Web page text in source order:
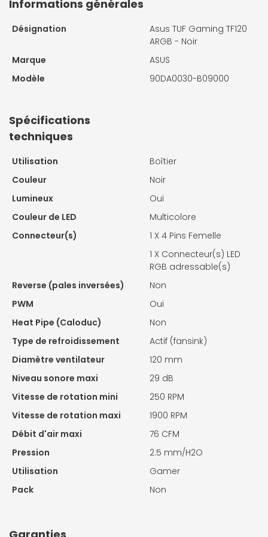
Informations générales
Désignation
Asus TUF Gaming TF120
ARGB - Noir
Marque
ASUS
Modèle
90DA0030-B09000
Spécifications
techniques
Utilisation
Boîtier
Couleur
Noir
Lumineux
Oui
Couleur de LED
Multicolore
Connecteur(s)
1 X 4 Pins Femelle
1 X Connecteur(s) LED
RGB adressable(s)
Reverse (pales inversées)
Non
PWM
Oui
Heat Pipe (Caloduc)
Non
Type de refroidissement
Actif (fansink)
Diamètre ventilateur
120 mm
Niveau sonore maxi
29 dB
Vitesse de rotation mini
250 RPM
Vitesse de rotation maxi
1900 RPM
Débit d'air maxi
76 CFM
Pression
2.5 mm/H2O
Utilisation
Gamer
Pack
Non